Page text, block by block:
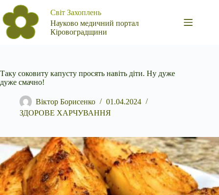
Перейти
до
вмісту
Світ Захоплень
Науково медичний портал
Кіровоградщини
Таку соковиту капусту просять навіть діти. Ну дуже
дуже смачно!
Віктор Борисенко
01.04.2024
ЗДОРОВЕ ХАРЧУВАННЯ